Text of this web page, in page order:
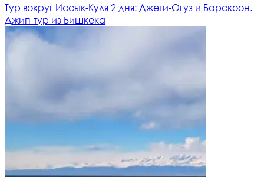
Тур вокруг Иссык-Куля 2 дня: Джети-Огуз и Барскоон.
Джип-тур из Бишкека